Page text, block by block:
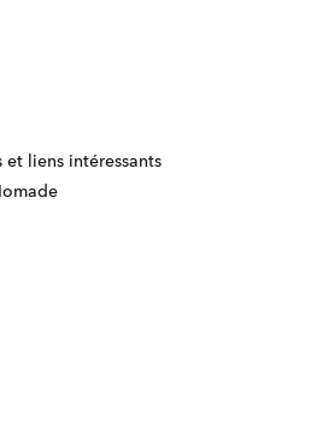
et liens intéressants